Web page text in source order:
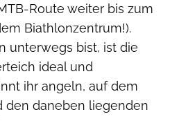
Route weiter bis zum
Biathlonzentrum!).
unterwegs bist, ist die
ideal und
ihr angeln, auf dem
den daneben liegenden